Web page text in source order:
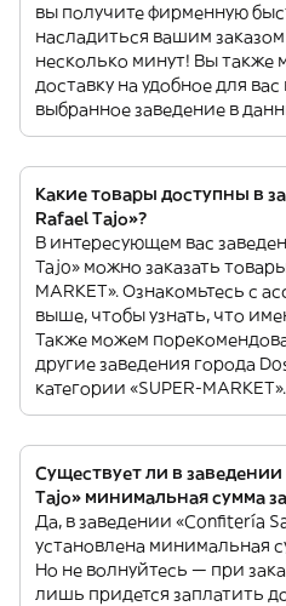
вы получите фирменную
насладиться вашим
несколько минут! Вы также
доставку на удобное для
выбранное заведение в
Какие товары доступны в
Rafael Tajo»?
В интересующем вас
Tajo» можно заказать
MARKET». Ознакомьтесь с
выше, чтобы узнать, что
Также можем
другие заведения города
категории «SUPER-MARKET».
Существует ли в заведении
Tajo» минимальная сумма
Да, в заведении «Confitería
установлена минимальная
Но не волнуйтесь — при
лишь придется заплатить